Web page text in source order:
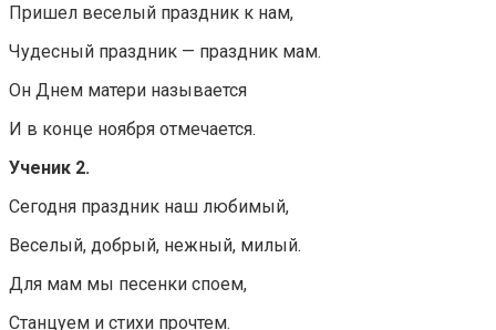
Пришел веселый праздник к нам,
Чудесный праздник — праздник мам.
Он Днем матери называется
И в конце ноября отмечается.
Ученик 2.
Сегодня праздник наш любимый,
Веселый, добрый, нежный, милый.
Для мам мы песенки споем,
Станцуем и стихи прочтем.